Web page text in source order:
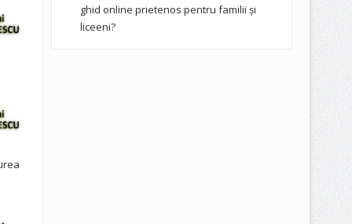
ghid online prietenos pentru familii și
liceeni?